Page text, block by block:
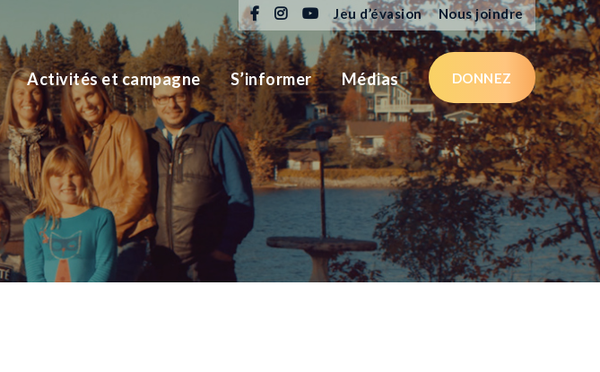
Jeu d’évasion Nous joindre
Activités et campagne S’informer Médias DONNEZ